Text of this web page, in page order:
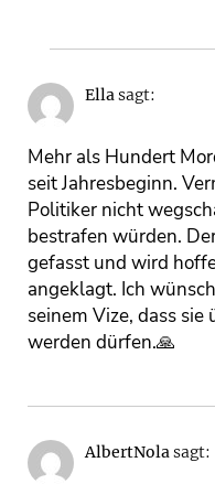
Ellasagt:
Mehr als Hundert
seit Jahresbeginn.
Politiker nicht
bestrafen würden.
gefasst und wird
angeklagt. Ich
seinem Vize, dass
werden dürfen.🙏
AlbertNolasagt: